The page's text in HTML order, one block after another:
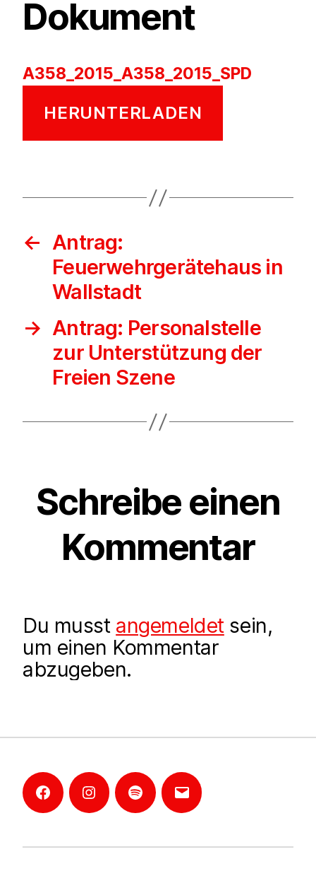
Dokument
A358_2015_A358_2015_SPD
HERUNTERLADEN
← Antrag:
Feuerwehrgerätehaus in
Wallstadt
→ Antrag: Personalstelle
zur Unterstützung der
Freien Szene
Schreibe einen
Kommentar
Du musst angemeldetsein,
um einen Kommentar
abzugeben.
FacebookInstagramMannheim-
E-